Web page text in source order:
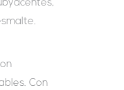
Con